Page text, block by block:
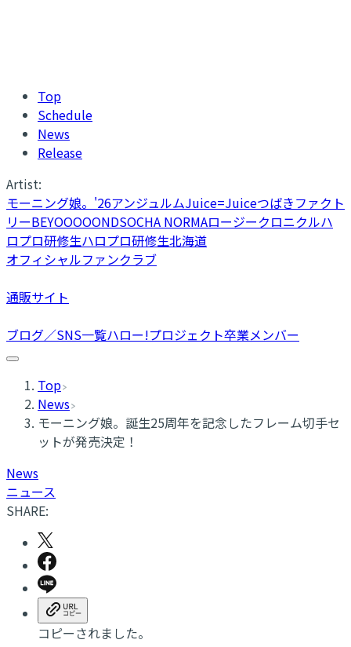
Top
Schedule
News
Release
Artist:
モーニング娘。'26アンジュルムJuice=Juiceつばきファクト
リーBEYOOOOONDSOCHA NORMAロージークロニクルハ
ロプロ研修生ハロプロ研修生北海道
オフィシャルファンクラブ
通販サイト
ブログ／SNS一覧ハロー!プロジェクト卒業メンバー
Top
News
モーニング娘。誕生25周年を記念したフレーム切手セ
ットが発売決定！
News
ニュース
SHARE:
コピーされました。